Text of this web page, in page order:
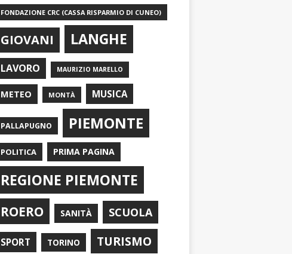
FONDAZIONE CRC (CASSA RISPARMIO DI CUNEO)
GIOVANI LANGHE
LAVORO MAURIZIO MARELLO
METEO MONTÀ MUSICA
PALLAPUGNO PIEMONTE
POLITICA PRIMA PAGINA
REGIONE PIEMONTE
ROERO SANITÀ SCUOLA
SPORT TORINO TURISMO